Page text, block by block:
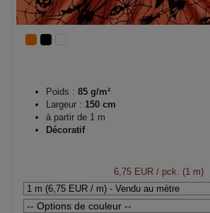
Poids : 85 g/m²
Largeur : 150 cm
à partir de 1 m
Décoratif
6,75 EUR/ pck. (1 m)